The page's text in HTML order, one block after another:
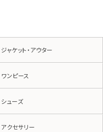
ジャケット・アウター
ワンピース
シューズ
アクセサリー